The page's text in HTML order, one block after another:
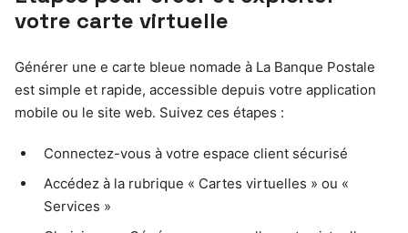
votre carte virtuelle
Générer une e carte bleue nomade à La Banque Postale
est simple et rapide, accessible depuis votre application
mobile ou le site web. Suivez ces étapes :
Connectez-vous à votre espace client sécurisé
Accédez à la rubrique « Cartes virtuelles » ou «
Services »